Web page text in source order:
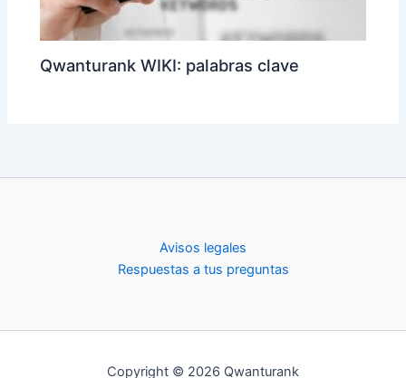
Qwanturank WIKI: palabras clave
Avisos legales
Respuestas a tus preguntas
Copyright © 2026 Qwanturank